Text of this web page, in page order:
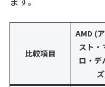
比較項目
AMD (
スト・
ロ・デ